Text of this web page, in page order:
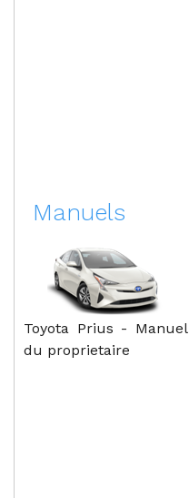
Manuels
Toyota Prius - Manuel
du proprietaire